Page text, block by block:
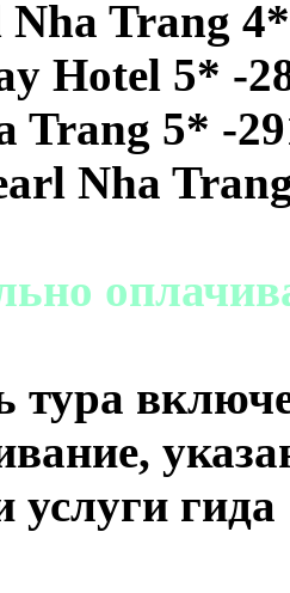
Trang
Hotel 5* -
Trang 5* -
Nha
тура
услуги гида